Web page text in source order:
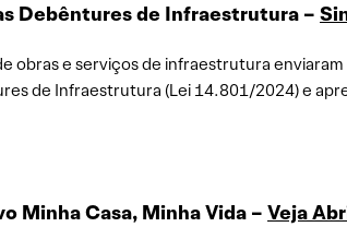
Debêntures de Infraestrutura –
obras e serviços de infraestrutura
de Infraestrutura (Lei 14.801/2024) e
Minha Casa, Minha Vida – Veja